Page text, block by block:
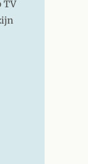
TV